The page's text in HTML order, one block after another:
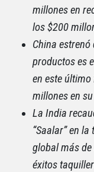
millones en
los $200
China
productos es
en este
millones en
La India
“Saalar” en
global más
éxitos